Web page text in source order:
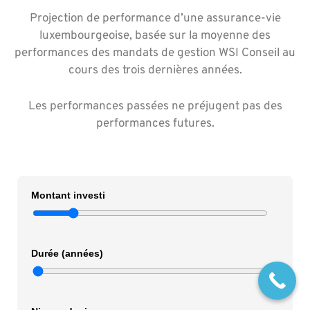
Projection de performance d’une assurance-vie
luxembourgeoise, basée sur la moyenne des
performances des mandats de gestion WSI Conseil au
cours des trois dernières années.
Les performances passées ne préjugent pas des
performances futures.